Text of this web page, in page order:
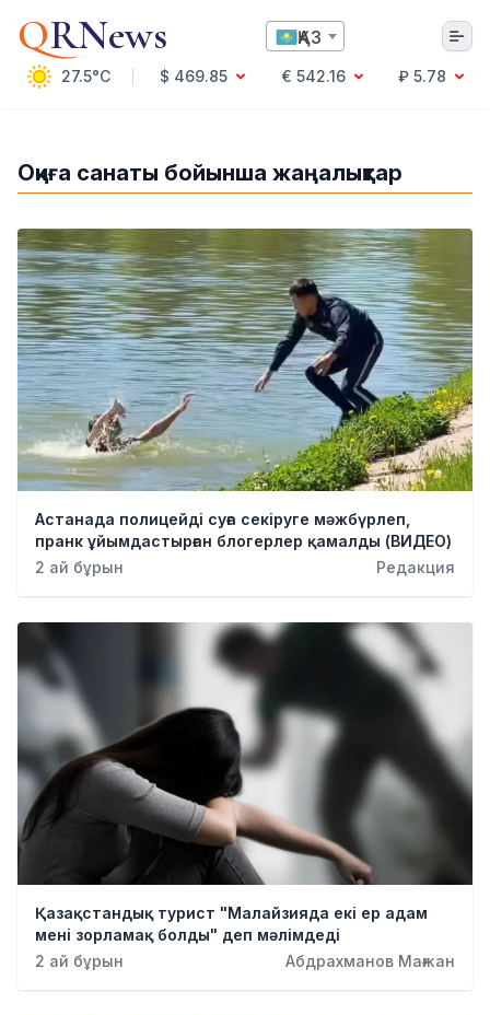
QRNews ҚАЗ
27.5°C $ 469.85 € 542.16
₽ 5.78
Мәдениет
Саясат
Технология
Экономика
Әлемде
Қоғам
Білім және Ғылым
Оқиға
Спорт
Ауа райы
Денсаулық
Бизнес
Оқиға санаты бойынша жаңалықтар
Астанада полицейді суға секіруге мәжбүрлеп,
пранк ұйымдастырған блогерлер қамалды (ВИДЕО)
2 ай бұрын
Редакция
Қазақстандық турист "Малайзияда екі ер адам
мені зорламақ болды" деп мәлімдеді
2 ай бұрын
Абдрахманов Мағжан